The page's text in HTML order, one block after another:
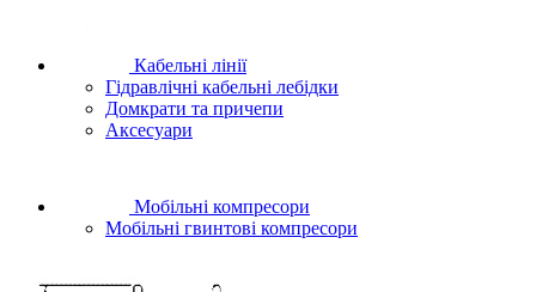
Кабельні лінії
Гідравлічні кабельні лебідки
Домкрати та причепи
Аксесуари
Мобільні компресори
Мобільні гвинтові компресори